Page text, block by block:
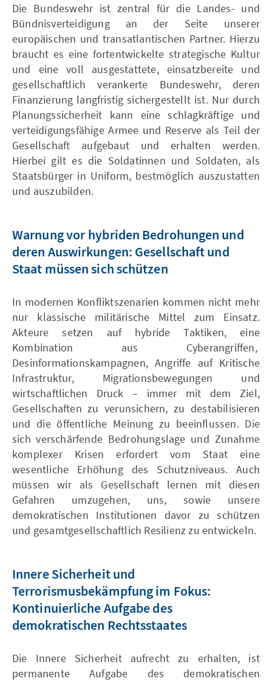
Die Bundeswehr ist zentral für die Landes- und
Bündnisverteidigung an der Seite unserer
europäischen und transatlantischen Partner. Hierzu
braucht es eine fortentwickelte strategische Kultur
und eine voll ausgestattete, einsatzbereite und
gesellschaftlich verankerte Bundeswehr, deren
Finanzierung langfristig sichergestellt ist. Nur durch
Planungssicherheit kann eine schlagkräftige und
verteidigungsfähige Armee und Reserve als Teil der
Gesellschaft aufgebaut und erhalten werden.
Hierbei gilt es die Soldatinnen und Soldaten, als
Staatsbürger in Uniform, bestmöglich auszustatten
und auszubilden.
Warnung vor hybriden Bedrohungen und
deren Auswirkungen: Gesellschaft und
Staat müssen sich schützen
In modernen Konfliktszenarien kommen nicht mehr
nur klassische militärische Mittel zum Einsatz.
Akteure setzen auf hybride Taktiken, eine
Kombination aus Cyberangriffen,
Desinformationskampagnen, Angriffe auf Kritische
Infrastruktur, Migrationsbewegungen und
wirtschaftlichen Druck – immer mit dem Ziel,
Gesellschaften zu verunsichern, zu destabilisieren
und die öffentliche Meinung zu beeinflussen. Die
sich verschärfende Bedrohungslage und Zunahme
komplexer Krisen erfordert vom Staat eine
wesentliche Erhöhung des Schutzniveaus. Auch
müssen wir als Gesellschaft lernen mit diesen
Gefahren umzugehen, uns, sowie unsere
demokratischen Institutionen davor zu schützen
und gesamtgesellschaftlich Resilienz zu entwickeln.
Innere Sicherheit und
Terrorismusbekämpfung im Fokus:
Kontinuierliche Aufgabe des
demokratischen Rechtsstaates
Die Innere Sicherheit aufrecht zu erhalten, ist
permanente Aufgabe des demokratischen